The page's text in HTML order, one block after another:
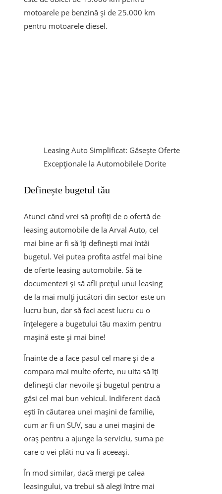
motoarele pe benzină și de 25.000 km
pentru motoarele diesel.
Leasing Auto Simplificat: Găsește Oferte
Excepționale la Automobilele Dorite
Definește bugetul tău
Atunci când vrei să profiți de o ofertă de
leasing automobile de la Arval Auto, cel
mai bine ar fi să îți definești mai întâi
bugetul. Vei putea profita astfel mai bine
de oferte leasing automobile. Să te
documentezi și să afli prețul unui leasing
de la mai mulți jucători din sector este un
lucru bun, dar să faci acest lucru cu o
înțelegere a bugetului tău maxim pentru
mașină este și mai bine!
Înainte de a face pasul cel mare și de a
compara mai multe oferte, nu uita să îți
definești clar nevoile și bugetul pentru a
găsi cel mai bun vehicul. Indiferent dacă
ești în căutarea unei mașini de familie,
cum ar fi un SUV, sau a unei mașini de
oraș pentru a ajunge la serviciu, suma pe
care o vei plăti nu va fi aceeași.
În mod similar, dacă mergi pe calea
leasingului, va trebui să alegi între mai